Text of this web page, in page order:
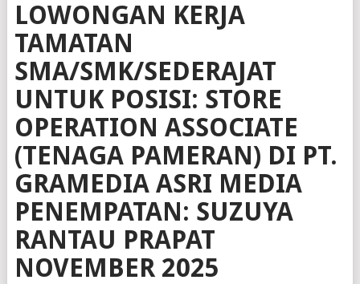
LOWONGAN KERJA
TAMATAN
SMA/SMK/SEDERAJAT
UNTUK POSISI: STORE
OPERATION ASSOCIATE
(TENAGA PAMERAN) DI PT.
GRAMEDIA ASRI MEDIA
PENEMPATAN: SUZUYA
RANTAU PRAPAT
NOVEMBER 2025